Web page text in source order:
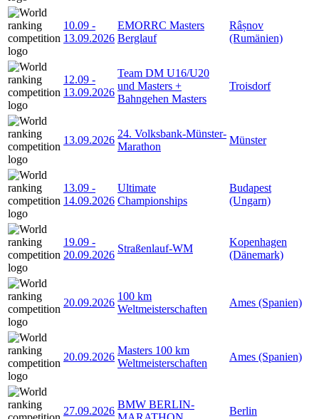
10.09 -
13.09.2026
EMORRC Masters
Berglauf
Râșnov
(Rumänien)
12.09 -
13.09.2026
Team DM U16/U20
und Masters +
Bahngehen Masters
Troisdorf
13.09.2026
24. Volksbank-Münster-
Marathon
Münster
13.09 -
14.09.2026
Ultimate
Championships
Budapest
(Ungarn)
19.09 -
20.09.2026
Straßenlauf-WM
Kopenhagen
(Dänemark)
20.09.2026
100 km
Weltmeisterschaften
Ames (Spanien)
20.09.2026
Masters 100 km
Weltmeisterschaften
Ames (Spanien)
27.09.2026
BMW BERLIN-
Berlin